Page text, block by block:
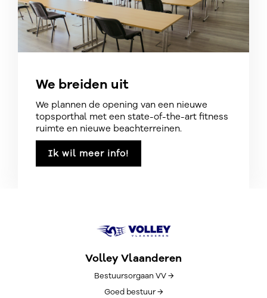
We breiden uit
We plannen de opening van een nieuwe
topsporthal met een state-of-the-art fitness
ruimte en nieuwe beachterreinen.
Ik wil meer info!
Volley Vlaanderen
Bestuursorgaan VV →
Goed bestuur →